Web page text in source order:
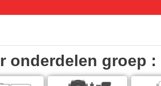
onderdelen groep :